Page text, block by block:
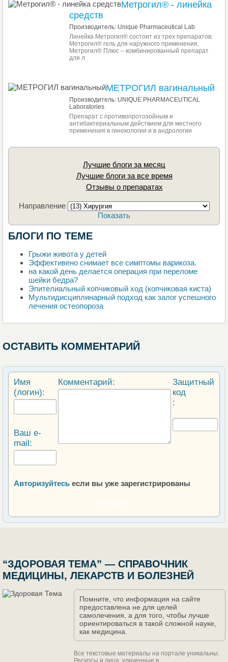
Метрогил® - линейка
средств
Производитель: Unique Pharmaceutical Lab
Линейка Метрогил® состоит из трех препаратов:
Метрогил® гель для наружного применения,
Метрогил® Плюс – комбинированный препарат
для л
МЕТРОГИЛ вагинальный
Производитель: UNIQUE PHARMACEUTICAL
Laboratories
Препарат с противопротозойным и
антибактериальным действием для местного
применения в гинекологии и в андрологии
Лучшие блоги за месяц
Лучшие блоги за все время
Отзывы о препаратах
Направление
Показать
БЛОГИ ПО ТЕМЕ
Грыжи живота у детей
Эффективено снимает все симптомы варикоза.
на какой день делается операция при переломе
шейки бедра?
Эпителиальный копчиковый ход (копчиковая киста)
Мультидисциплинарный подход как залог успешного
лечения остеопороза
ОСТАВИТЬ КОММЕНТАРИЙ
Имя
(логин):
Ваш e-
mail:
Комментарий:
Защитный
код
:
Авторизуйтесь если вы уже зарегистрированы
“ЗДОРОВАЯ ТЕМА” — СПРАВОЧНИК
МЕДИЦИНЫ, ЛЕКАРСТВ И БОЛЕЗНЕЙ
Помните, что информация на сайте
предоставлена не для целей
самолечения, а для того, чтобы лучше
ориентироваться в такой сложной науке,
как медицина.
Все текстовые материалы на портале уникальны.
Ресурсы и лица, уличенные в